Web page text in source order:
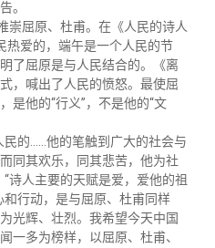
。
崇屈原、杜甫。在《人民的诗人
爱的，端午是一个人民的节
了屈原是与人民结合的。《离
，喊出了人民的愤怒。最使屈
是他的“行义”，不是他的“文
民的……他的笔触到广大的社会与
同其欢乐，同其悲苦，他为社
诗人主要的天赋是爱，爱他的祖
和行动，是与屈原、杜甫同样
光辉、壮烈。我希望今天中国
一多为榜样，以屈原、杜甫、